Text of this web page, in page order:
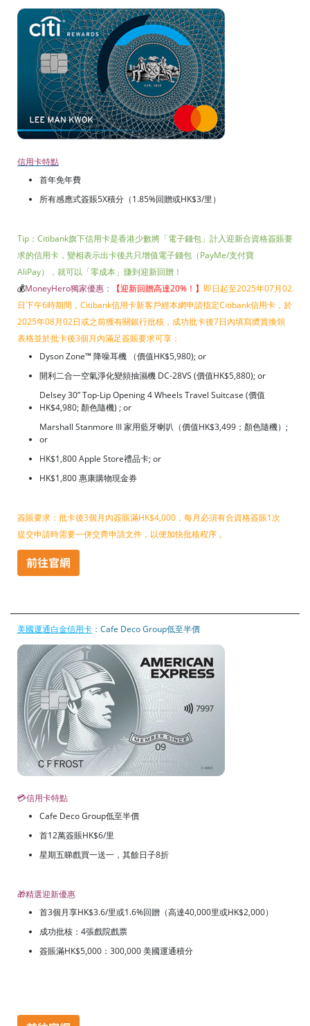
信用卡特點
首年免年費
所有感應式簽賬5X積分（1.85%回贈或HK$3/里）
Tip：Citibank旗下信用卡是香港少數將「電子錢包」計入迎新合資格簽賬要
求的信用卡，變相表示出卡後共只增值電子錢包（PayMe/支付寶
AliPay），就可以「零成本」賺到迎新回贈！
💰MoneyHero獨家優惠： 【迎新回贈高達20%！ 】 即日起至2025年07月02
日下午6時期間，Citibank信用卡新客戶經本網申請指定Citibank信用卡，於
2025年08月02日或之前獲有關銀行批核，成功批卡後7日內填寫奬賞換領
表格並於批卡後3個月內滿足簽賬要求可享：
Dyson Zone™ 降噪耳機 （價值HK$5,980); or
開利二合一空氣淨化變頻抽濕機 DC-28VS (價值HK$5,880); or
Delsey 30” Top-Lip Opening 4 Wheels Travel Suitcase (價值
HK$4,980; 顏色隨機) ; or
Marshall Stanmore III 家用藍牙喇叭（價值HK$3,499；顏色隨機）;
or
HK$1,800 Apple Store禮品卡; or
HK$1,800 惠康購物現金券
簽賬要求：批卡後3個月內簽賬滿HK$4,000，每月必須有合資格簽賬1次
提交申請時需要一併交齊申請文件，以便加快批核程序 。
美國運通白金信用卡 ：Cafe Deco Group低至半價
💳信用卡特點
Cafe Deco Group低至半價
首12萬簽賬HK$6/里
星期五睇戲買一送一，其餘日子8折
🎁精選迎新優惠
首3個月享HK$3.6/里或1.6%回贈（高達40,000里或HK$2,000）
成功批核：4張戲院戲票
簽賬滿HK$5,000：300,000 美國運通積分